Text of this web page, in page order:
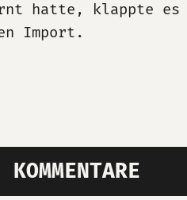
hatte, klappte
Import.
KOMMENTARE